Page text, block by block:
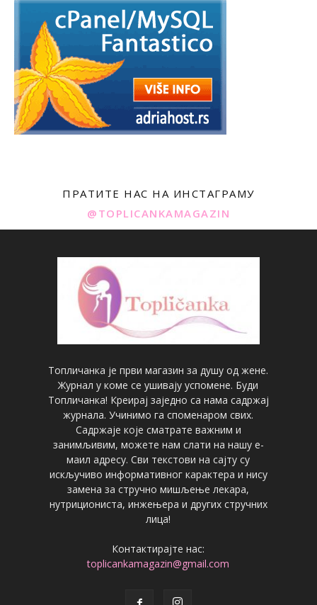
ПРАТИТЕ НАС НА ИНСТАГРАМУ
@TOPLICANKAMAGAZIN
Топличанка је први магазин за душу од жене.
Журнал у коме се ушивају успомене. Буди
Топличанка! Креирај заједно са нама садржај
журнала. Учинимо га споменаром свих.
Садржаје које сматрате важним и
занимљивим, можете нам слати на нашу е-
маил адресу. Сви текстови на сајту су
искључиво информативног карактера и нису
замена за стручно мишљење лекара,
нутрициониста, инжењера и других стручних
лица!
Контактирајте нас:
toplicankamagazin@gmail.com